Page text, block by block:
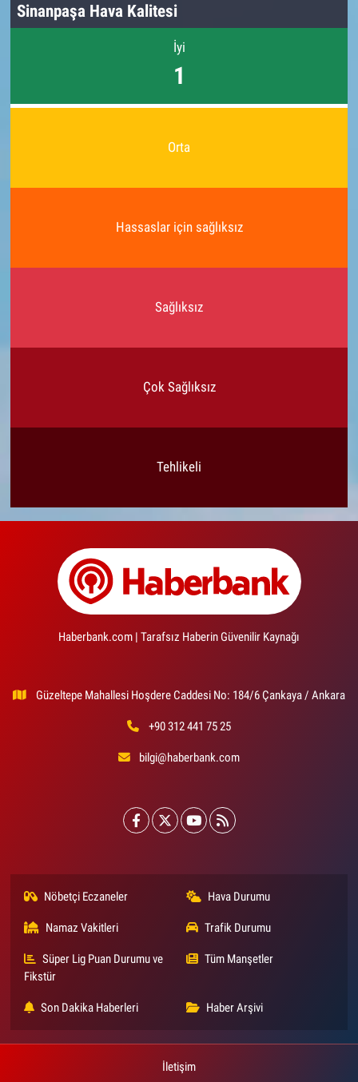
Sinanpaşa Hava Kalitesi
İyi
1
Orta
Hassaslar için sağlıksız
Sağlıksız
Çok Sağlıksız
Tehlikeli
Haberbank.com | Tarafsız Haberin Güvenilir Kaynağı
Güzeltepe Mahallesi Hoşdere Caddesi No: 184/6 Çankaya / Ankara
+90 312 441 75 25
bilgi@haberbank.com
Nöbetçi Eczaneler Hava Durumu
Namaz Vakitleri Trafik Durumu
Süper Lig Puan Durumu ve
Fikstür
Tüm Manşetler
Son Dakika Haberleri Haber Arşivi
İletişim